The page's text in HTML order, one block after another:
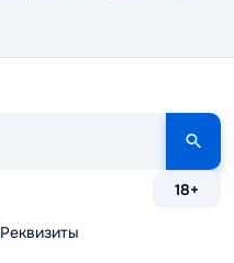
18+
Реквизиты